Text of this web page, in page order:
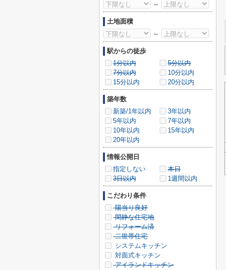
～
土地面積
～
駅からの徒歩
1分以内
5分以内
7分以内
10分以内
15分以内
20分以内
築年数
新築/1年以内
3年以内
5年以内
7年以内
10年以内
15年以内
20年以内
情報公開日
指定しない
本日
3日以内
1週間以内
こだわり条件
陽当り良好
閑静な住宅地
リフォーム済
二世帯住宅
システムキッチン
対面式キッチン
アイランドキッチン